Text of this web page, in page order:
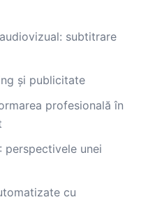
subtitrare
și publicitate
profesională în
perspectivele unei
cu